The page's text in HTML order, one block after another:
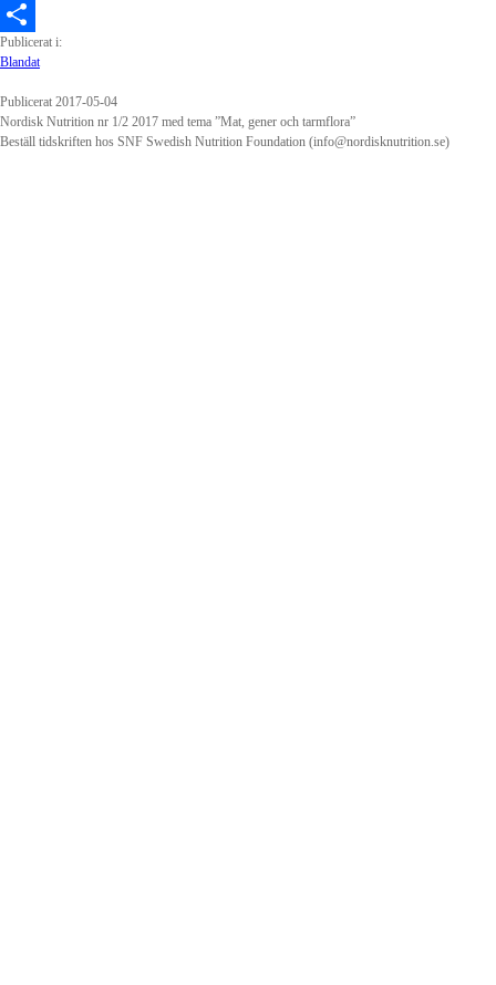
Print
Dela
Publicerat i:
Blandat
Publicerat 2017-05-04
Nordisk Nutrition nr 1/2 2017 med tema ”Mat, gener och tarmflora”
Beställ tidskriften hos SNF Swedish Nutrition Foundation (info@nordisknutrition.se)